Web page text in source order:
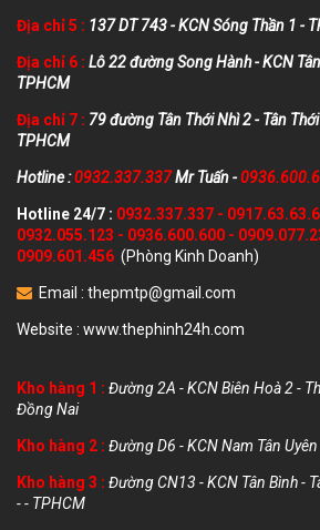
Địa chỉ 5 : 137 DT 743 - KCN Sóng Thần 1 -
Địa chỉ 6 : Lô 22 đường Song Hành - KCN
TPHCM
Địa chỉ 7 : 79 đường Tân Thới Nhì 2 - Tân
TPHCM
Hotline :0932.337.337Mr Tuấn -
Hotline 24/7 : 0932.337.337 -
0932.055.123 - 0936.600.600 -
0909.601.456 (Phòng Kinh Doanh)
Email : thepmtp@gmail.com
Website : www.thephinh24h.com
Kho hàng 1 : Đường 2A - KCN Biên Hoà 2 -
Đồng Nai
Kho hàng 2 : Đường D6 - KCN Nam Tân
Kho hàng 3 : Đường CN13 - KCN Tân Bình -
- - TPHCM